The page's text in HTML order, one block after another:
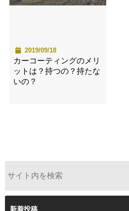
2019/09/18
カーコーティングのメリ
ットは？持つの？持たな
いの？
新着投稿